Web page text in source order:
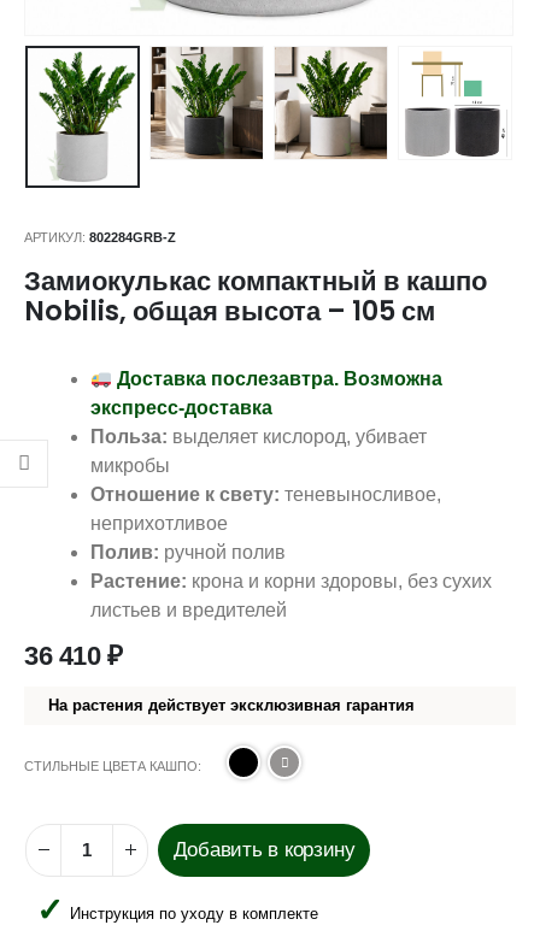
АРТИКУЛ: 802284GRB-Z
Замиокулькас компактный в кашпо
Nobilis, общая высота – 105 см
Доставка послезавтра. Возможна
экспресс-доставка
Польза: выделяет кислород, убивает
микробы
Отношение к свету: теневыносливое,
неприхотливое
Полив: ручной полив
Растение: крона и корни здоровы, без сухих
листьев и вредителей
36 410 ₽
На растения действует эксклюзивная гарантия
СТИЛЬНЫЕ ЦВЕТА КАШПО
Добавить в корзину
Инструкция по уходу в комплекте